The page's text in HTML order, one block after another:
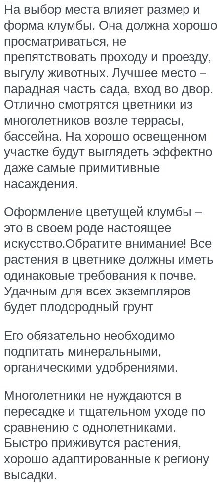
На выбор места влияет размер и
форма клумбы. Она должна хорошо
просматриваться, не
препятствовать проходу и проезду,
выгулу животных. Лучшее место –
парадная часть сада, вход во двор.
Отлично смотрятся цветники из
многолетников возле террасы,
бассейна. На хорошо освещенном
участке будут выглядеть эффектно
даже самые примитивные
насаждения.
Оформление цветущей клумбы –
это в своем роде настоящее
искусство.Обратите внимание! Все
растения в цветнике должны иметь
одинаковые требования к почве.
Удачным для всех экземпляров
будет плодородный грунт
Его обязательно необходимо
подпитать минеральными,
органическими удобрениями.
Многолетники не нуждаются в
пересадке и тщательном уходе по
сравнению с однолетниками.
Быстро приживутся растения,
хорошо адаптированные к региону
высадки.